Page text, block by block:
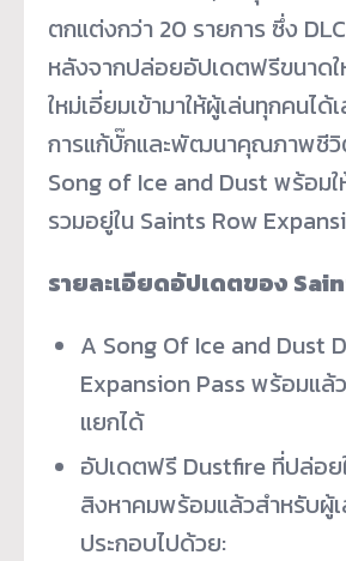
ตกแต่งกว่า 20 รายการ ซึ่ง
หลังจากปล่อยอัปเดตฟรีขนาด
ใหม่เอี่ยมเข้ามาให้ผู้เล่นทุกคนไ
การแก้บั๊กและพัฒนาคุณภาพชี
Song of Ice and Dust พร้อมใ
รวมอยู่ใน Saints Row
รายละเอียดอัปเดตของ
A Song Of Ice and Dust
Expansion Pass พร้อมแล้
แยกได้
อัปเดตฟรี Dustfire ที่ปล่อย
สิงหาคมพร้อมแล้วสำหรับผู้
ประกอบไปด้วย: